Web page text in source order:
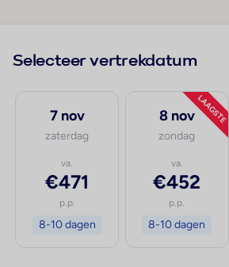
Selecteer vertrekdatum
7 nov
zaterdag
va.
€471
p.p.
8-10 dagen
LAAGSTE
8 nov
zondag
va.
€452
p.p.
8-10 dagen